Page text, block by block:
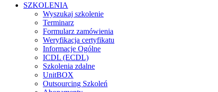
SZKOLENIA
Wyszukaj szkolenie
Terminarz
Formularz zamówienia
Weryfikacja certyfikatu
Informacje Ogólne
ICDL (ECDL)
Szkolenia zdalne
UnitBOX
Outsourcing Szkoleń